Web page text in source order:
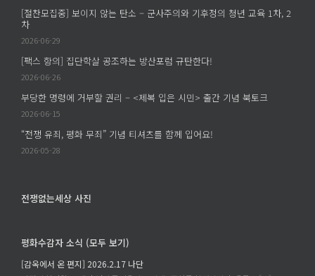
[절찬모집중] 보이지 않는 탄소 – 군사주의와 기후정의 청년 교육 1차, 2
차
2026-06-29
[팩스 항의] 집단학살 공조하는 방산포럼 규탄한다!
2026-06-26
부당한 명령에 거부할 권리 – <제복 입은 시민> 출간 기념 북토크
2026-06-15
“전쟁 유죄, 평화 무죄” 기념 티셔츠를 함께 입어요!
2026-05-28
전쟁없는세상 사진
평화수감자 소식 (모두 보기)
[감옥에서 온 편지] 2026.2.17 나단